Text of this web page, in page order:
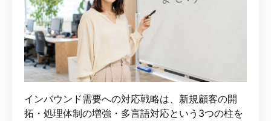
インバウンド需要への対応戦略は、新規顧客の開
拓・処理体制の増強・多言語対応という3つの柱を